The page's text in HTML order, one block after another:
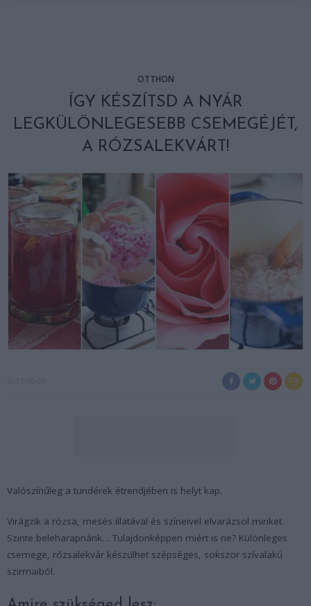
OTTHON
ÍGY KÉSZÍTSD A NYÁR
LEGKÜLÖNLEGESEBB CSEMEGÉJÉT,
A RÓZSALEKVÁRT!
Valószínűleg a tündérek étrendjében is helyt kap.
Virágzik a rózsa, mesés illatával és színeivel elvarázsol minket.
Szinte beleharapnánk… Tulajdonképpen miért is ne? Különleges
csemege, rózsalekvár készülhet szépséges, sokszor szívalakú
szirmaiból.